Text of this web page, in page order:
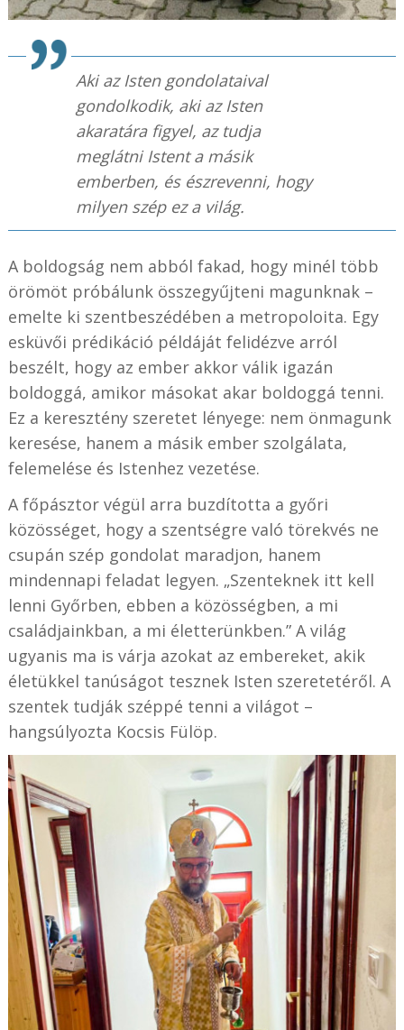
Aki az Isten gondolataival
gondolkodik, aki az Isten
akaratára figyel, az tudja
meglátni Istent a másik
emberben, és észrevenni, hogy
milyen szép ez a világ.
A boldogság nem abból fakad, hogy minél több
örömöt próbálunk összegyűjteni magunknak –
emelte ki szentbeszédében a metropoloita. Egy
esküvői prédikáció példáját felidézve arról
beszélt, hogy az ember akkor válik igazán
boldoggá, amikor másokat akar boldoggá tenni.
Ez a keresztény szeretet lényege: nem önmagunk
keresése, hanem a másik ember szolgálata,
felemelése és Istenhez vezetése.
A főpásztor végül arra buzdította a győri
közösséget, hogy a szentségre való törekvés ne
csupán szép gondolat maradjon, hanem
mindennapi feladat legyen. „Szenteknek itt kell
lenni Győrben, ebben a közösségben, a mi
családjainkban, a mi életterünkben.” A világ
ugyanis ma is várja azokat az embereket, akik
életükkel tanúságot tesznek Isten szeretetéről. A
szentek tudják széppé tenni a világot –
hangsúlyozta Kocsis Fülöp.